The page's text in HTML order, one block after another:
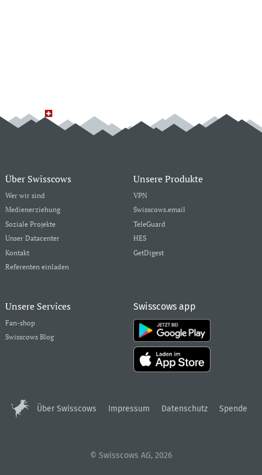
Über Swisscows
Wer wir sind
Medienerziehung
Soziale Projekte
Unser Datacenter
Kontakt
Referenten einladen
Unsere Produkte
VPN
Swisscows.email
TeleGuard
HES
GetDigest
Unsere Services
Fan-shop
Swisscows Blog
Swisscows app
Über Swisscows Impressum Datenschutz Spende
© Swisscows AG, 2026